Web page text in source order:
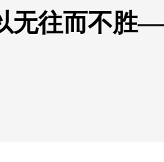
无往而不胜